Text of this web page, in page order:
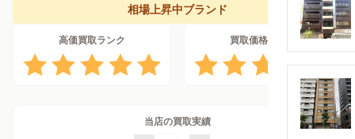
相場上昇中ブランド
高価買取ランク 買取価格上昇率
当店の買取実績